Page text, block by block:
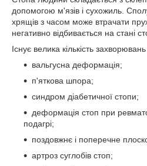
допомогою м'язів і сухожиль.
хрящів з часом може втрачати
негативно відбивається на стані
Існує велика кількість
вальгусна деформація;
п'яткова шпора;
синдром діабетичної стопи;
деформація стоп при
подагрі;
поздовжнє і поперечне
артроз суглобів стоп;